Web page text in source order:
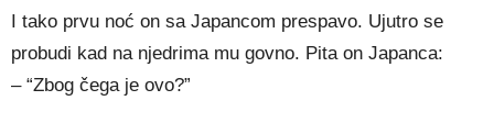
I tako prvu noć on sa Japancom prespavo. Ujutro se
probudi kad na njedrima mu govno. Pita on Japanca:
– “Zbog čega je ovo?”